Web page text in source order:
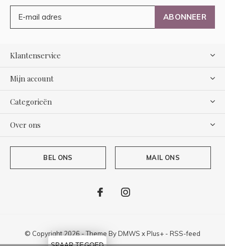
ABONNEER
Klantenservice
Mijn account
Categorieën
Over ons
BEL ONS MAIL ONS
© Copyright 2026 - Theme ByDMWS xPlus+ - RSS-feed